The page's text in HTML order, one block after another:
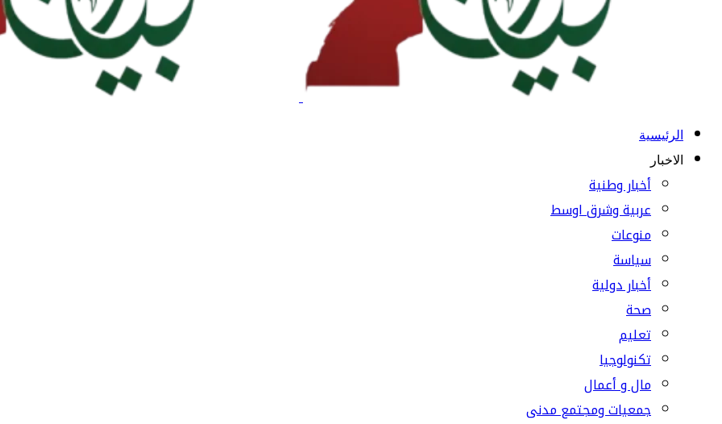
الرئيسية
الاخبار
أخبار وطنية
عربية وشرق اوسط
منوعات
سياسة
أخبار دولية
صحة
تعليم
تكنولوجيا
مال و أعمال
جمعيات ومجتمع مدنى